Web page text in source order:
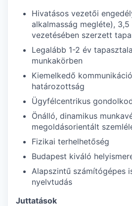
Hivatásos vezetői
alkalmasság megléte),
vezetésében szerzett
Legalább 1-2 év
munkakörben
Kiemelkedő
határozottság
Ügyfélcentrikus
Önálló, dinamikus
megoldásorientált
Fizikai terhelhetőség
Budapest kiváló
Alapszintű számítógépes
nyelvtudás
Juttatások